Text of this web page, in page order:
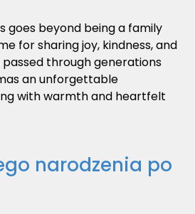
goes beyond being a family
for sharing joy, kindness, and
passed through generations
an unforgettable
with warmth and heartfelt
narodzenia po